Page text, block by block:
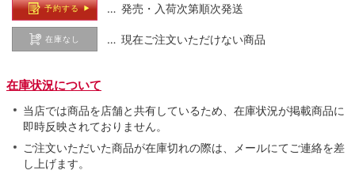
予約する … 発売・入荷次第順次発送
在庫なし … 現在ご注文いただけない商品
在庫状況について
当店では商品を店舗と共有しているため、在庫状況が掲載商品に
即時反映されておりません。
ご注文いただいた商品が在庫切れの際は、メールにてご連絡を差
し上げます。